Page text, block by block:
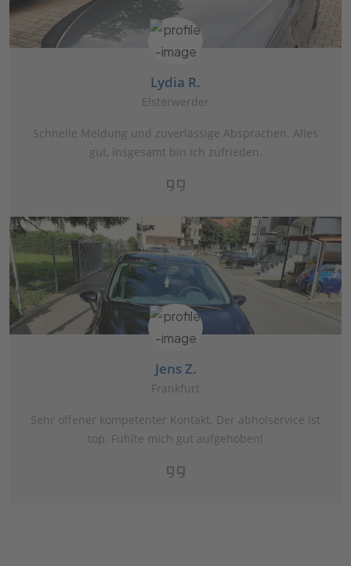
Lydia R.
Elsterwerder
Schnelle Meldung und zuverlässige Absprachen. Alles
gut, insgesamt bin ich zufrieden.
Jens Z.
Frankfurt
Sehr offener kompetenter Kontakt. Der abholservice ist
top. Fühlte mich gut aufgehoben!